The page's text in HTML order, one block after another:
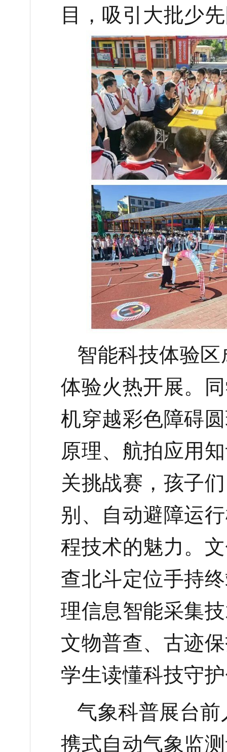
目，吸引大批少
智能科技体验
体验火热开展。
机穿越彩色障碍
原理、航拍应用
关挑战赛，孩子
别、自动避障运
程技术的魅力。
查北斗定位手持
理信息智能采集
文物普查、古迹
学生读懂科技守
气象科普展台
携式自动气象监